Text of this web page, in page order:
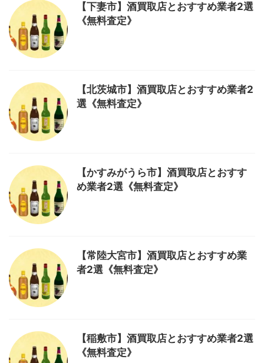
【下妻市】酒買取店とおすすめ業者2選
《無料査定》
【北茨城市】酒買取店とおすすめ業者2
選《無料査定》
【かすみがうら市】酒買取店とおすす
め業者2選《無料査定》
【常陸大宮市】酒買取店とおすすめ業
者2選《無料査定》
【稲敷市】酒買取店とおすすめ業者2選
《無料査定》